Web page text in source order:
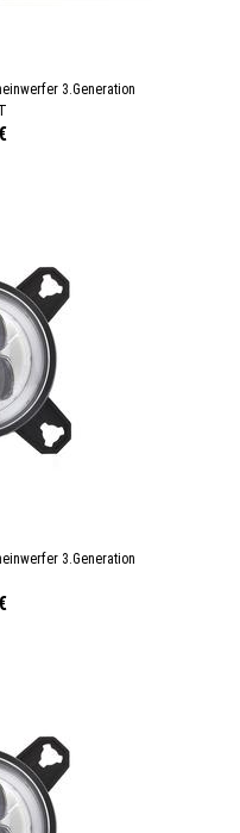
3.Generation
3.Generation